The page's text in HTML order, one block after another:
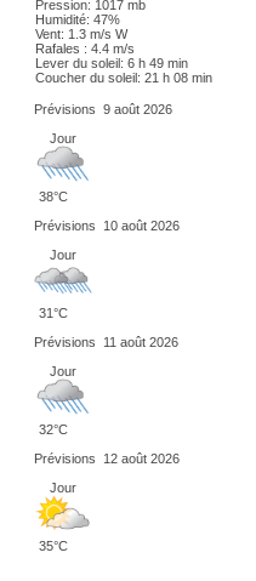
Pression: 1017 mb
Humidité: 47%
Vent: 1.3 m/s W
Rafales : 4.4 m/s
Lever du soleil: 6 h 49 min
Coucher du soleil: 21 h 08 min
Prévisions 9 août 2026
Jour
38°C
Prévisions
10 août 2026
Jour
31°C
Prévisions
11 août 2026
Jour
32°C
Prévisions
12 août 2026
Jour
35°C